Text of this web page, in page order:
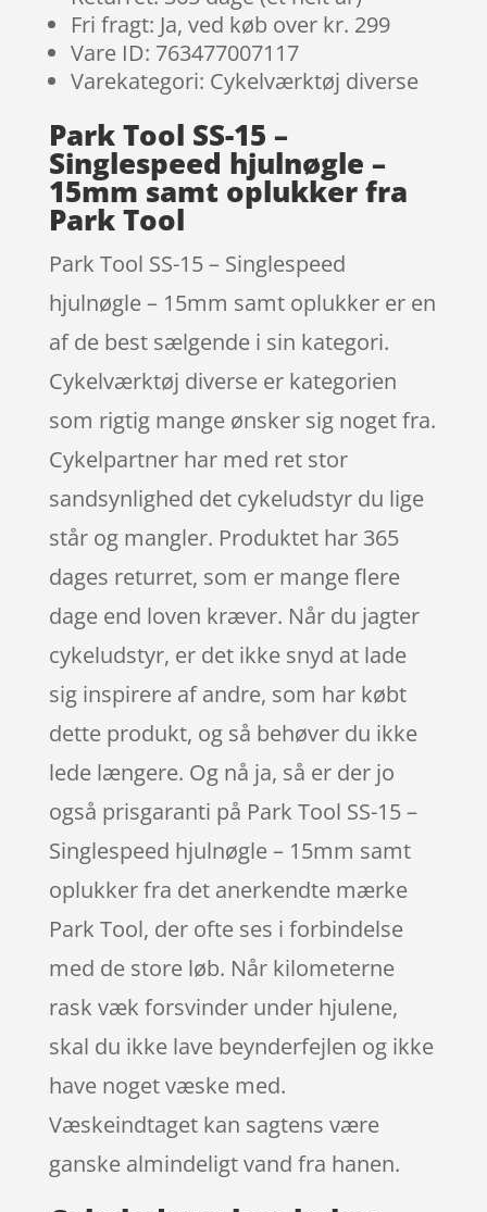
Fri fragt: Ja, ved køb over kr. 299
Vare ID: 763477007117
Varekategori: Cykelværktøj diverse
Park Tool SS-15 –
Singlespeed hjulnøgle –
15mm samt oplukker fra
Park Tool
Park Tool SS-15 – Singlespeed
hjulnøgle – 15mm samt oplukker er en
af de best sælgende i sin kategori.
Cykelværktøj diverse er kategorien
som rigtig mange ønsker sig noget fra.
Cykelpartner har med ret stor
sandsynlighed det cykeludstyr du lige
står og mangler. Produktet har 365
dages returret, som er mange flere
dage end loven kræver. Når du jagter
cykeludstyr, er det ikke snyd at lade
sig inspirere af andre, som har købt
dette produkt, og så behøver du ikke
lede længere. Og nå ja, så er der jo
også prisgaranti på Park Tool SS-15 –
Singlespeed hjulnøgle – 15mm samt
oplukker fra det anerkendte mærke
Park Tool, der ofte ses i forbindelse
med de store løb. Når kilometerne
rask væk forsvinder under hjulene,
skal du ikke lave beynderfejlen og ikke
have noget væske med.
Væskeindtaget kan sagtens være
ganske almindeligt vand fra hanen.